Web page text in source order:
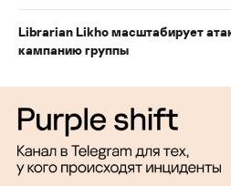
Librarian Likho масштабирует
кампанию группы